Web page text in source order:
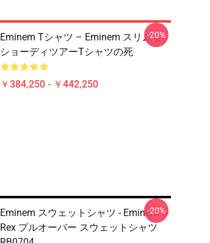
Eminem Tシャツ – Eminem スリムな
ショーディツアーTシャツの死
￥384,250 - ￥442,250
-20%
Eminem スウェットシャツ - Eminem T-
Rex プルオーバー スウェットシャツ
-20%